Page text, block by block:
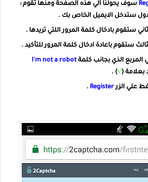
سوف يحولنا الي هذه الصفحة ومنها تقوم :
ستدخل الايميل الخاص بك .
ستقوم بادخال كلمة المرور اللتي تريدها .
ستقوم باعادة ادخال كلمة المرور للتأكيد .
الذي بجانب كلمةI'm not a robot
بعلامة (√
) .
علي الزرRegister
.